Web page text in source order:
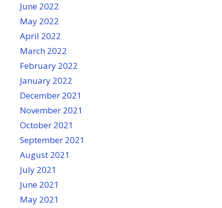
June 2022
May 2022
April 2022
March 2022
February 2022
January 2022
December 2021
November 2021
October 2021
September 2021
August 2021
July 2021
June 2021
May 2021